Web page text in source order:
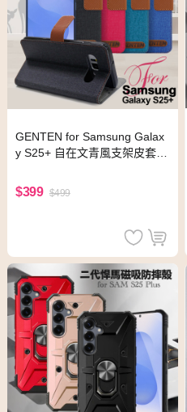
GENTEN for Samsung Galax
y S25+ 自在文青風支架皮套-
$399 $499